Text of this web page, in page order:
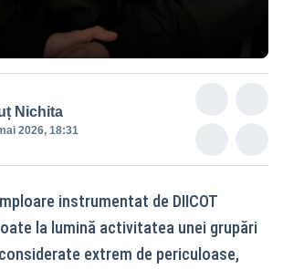
Nichita
2026, 18:31
instrumentat de DIICOT
la lumină activitatea unei grupări
extrem de periculoase,